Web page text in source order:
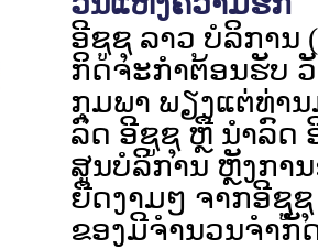
ອີຊູຊຸ ລາວ ບໍລິການ
ກິດຈະກຳຕ້ອນຮັບ
ກຸມພາ ພຽງແຕ່ທ່າ
ລົດ ອີຊູຊຸ ຫຼື ນຳລົດ
ສູນບໍລິການ ຫຼັງກາ
ຍືດງາມໆ ຈາກອີຊູ
ຂອງມີຈຳນວນຈຳກັ